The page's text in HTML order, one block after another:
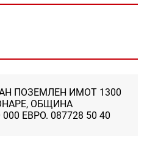
ПОЗЕМЛЕН ИМОТ 1300
ОБЩИНА
ЕВРО. 087728 50 40